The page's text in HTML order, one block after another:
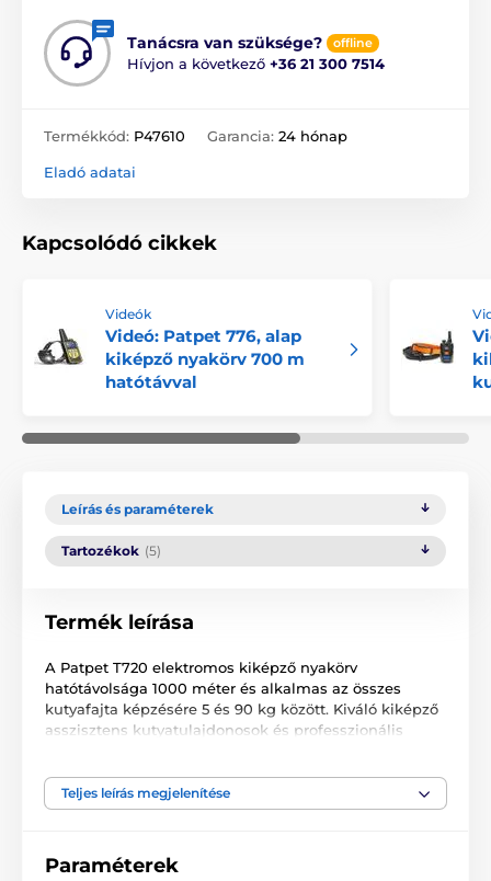
Tanácsra van szüksége? offline
Hívjon a következő +36 21 300 7514
Termékkód: P47610 Garancia: 24 hónap
Eladó adatai
Kapcsolódó cikkek
Videók
Videó: Patpet 776, alap
kiképző nyakörv 700 m
hatótávval
Leírás és paraméterek
Tartozékok (5)
Termék leírása
A Patpet T720 elektromos kiképző nyakörv
hatótávolsága 1000 méter és alkalmas az összes
kutyafajta képzésére 5 és 90 kg között. Kiváló kiképző
asszisztens kutyatulajdonosok és professzionális
hangjelzés, rezgés, impulzus korrekció, LED
megvilágítás, valamint ugatásgátló funkció. Az
a kutyát a nem kívánt, helytelen ugatásról. Az
üzemmód szükség szerint deaktiválható. A LED
Teljes leírás megjelenítése
Paraméterek